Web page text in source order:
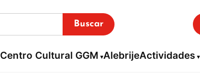
Buscar
Centro Cultural GGM AlebrijeActividades